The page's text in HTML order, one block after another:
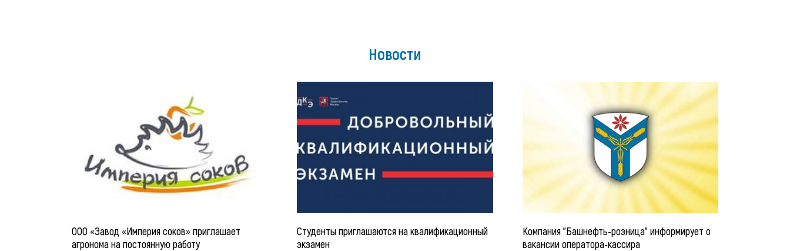
Новости
ООО «Завод «Империя соков» приглашает
агронома на постоянную работу
Студенты приглашаются на квалификационный
экзамен
Компания "Башнефть-розница" информирует о
вакансии оператора-кассира